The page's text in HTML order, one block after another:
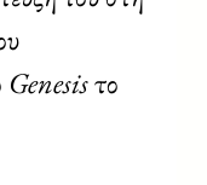
Genesisτο